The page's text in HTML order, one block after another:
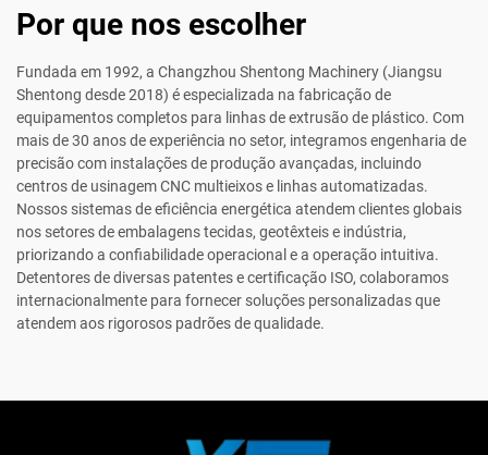
Por que nos escolher
Fundada em 1992, a Changzhou Shentong Machinery (Jiangsu
Shentong desde 2018) é especializada na fabricação de
equipamentos completos para linhas de extrusão de plástico. Com
mais de 30 anos de experiência no setor, integramos engenharia de
precisão com instalações de produção avançadas, incluindo
centros de usinagem CNC multieixos e linhas automatizadas.
Nossos sistemas de eficiência energética atendem clientes globais
nos setores de embalagens tecidas, geotêxteis e indústria,
priorizando a confiabilidade operacional e a operação intuitiva.
Detentores de diversas patentes e certificação ISO, colaboramos
internacionalmente para fornecer soluções personalizadas que
atendem aos rigorosos padrões de qualidade.